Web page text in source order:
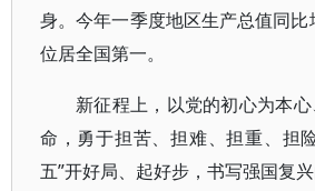
身。今年一季度地区生产总值同比
位居全国第一。
新征程上，以党的初心为本
命，勇于担苦、担难、担重、担
五”开好局、起好步，书写强国复兴